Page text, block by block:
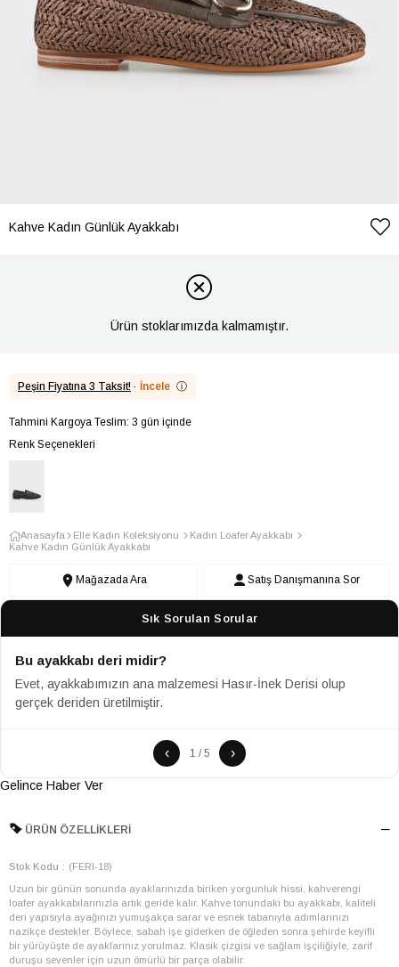
Kahve Kadın Günlük Ayakkabı
Ürün stoklarımızda kalmamıştır.
Peşin Fiyatına 3 Taksit! · İncele ⓘ
Tahmini Kargoya Teslim: 3 gün içinde
Renk Seçenekleri
Anasayfa Elle Kadın Koleksiyonu
Kadın Loafer Ayakkabı
Kahve Kadın Günlük Ayakkabı
Mağazada Ara Satış Danışmanına Sor
Sık Sorulan Sorular
Bu ayakkabı deri midir?
Evet, ayakkabımızın ana malzemesi Hasır-İnek Derisi olup
gerçek deriden üretilmiştir.
‹ 1 / 5 ›
Gelince Haber Ver
ÜRÜN ÖZELLIKLERI
Stok Kodu (FERI-18)
Uzun bir günün sonunda ayaklarınızda biriken yorgunluk hissi, kahverengi
loafer ayakkabılarınızla artık geride kalır. Kahve tonundaki bu ayakkabı, kaliteli
deri yapısıyla ayağınızı yumuşakça sarar ve esnek tabanıyla adımlarınızı
nazikçe destekler. Böylece, sabah işe giderken de öğleden sonra şehirde keyifli
bir yürüyüşte de ayaklarınız yorulmaz. Klasik çizgisi ve sağlam işçiliğiyle, zarif
duruşu sevenler için uzun ömürlü bir parça olabilir.